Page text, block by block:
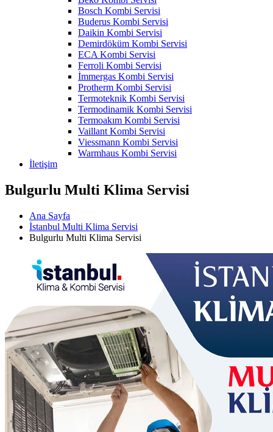
Bosch Kombi Servisi
Buderus Kombi Servisi
Daikin Kombi Servisi
Demirdöküm Kombi Servisi
ECA Kombi Servisi
Ferroli Kombi Servisi
İmmergas Kombi Servisi
Protherm Kombi Servisi
Termoteknik Kombi Servisi
Termodinamik Kombi Servisi
Termoakım Kombi Servisi
Vaillant Kombi Servisi
Viessmann Kombi Servisi
Warmhaus Kombi Servisi
İletişim
Bulgurlu Multi Klima Servisi
Ana Sayfa
İstanbul Multi Klima Servisi
Bulgurlu Multi Klima Servisi